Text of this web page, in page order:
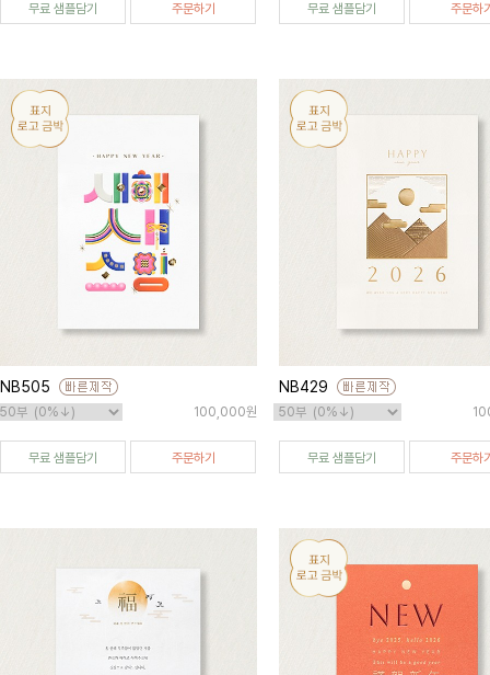
무료 샘플담기 주문하기 무료 샘플담기 주문하
NB505
100,000원
무료 샘플담기 주문하기
NB429
무료 샘플담기 주문하